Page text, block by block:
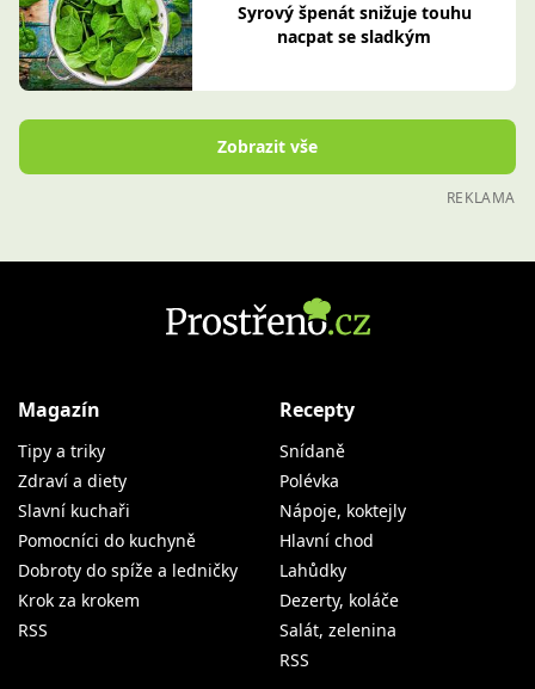
Syrový špenát snižuje touhu
nacpat se sladkým
Zobrazit vše
REKLAMA
Magazín
Tipy a triky
Zdraví a diety
Slavní kuchaři
Pomocníci do kuchyně
Dobroty do spíže a ledničky
Krok za krokem
RSS
Recepty
Snídaně
Polévka
Nápoje, koktejly
Hlavní chod
Lahůdky
Dezerty, koláče
Salát, zelenina
RSS